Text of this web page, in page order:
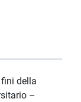
della
–